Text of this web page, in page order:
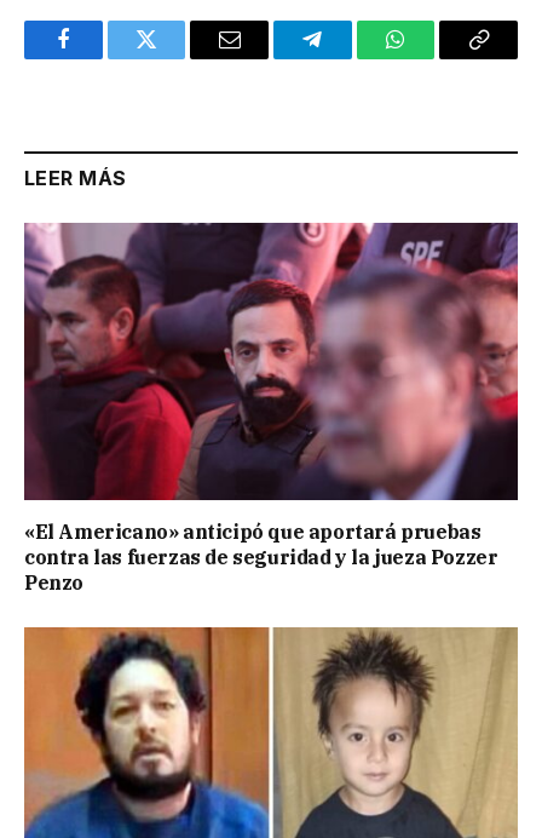
FacebookTwitter Email TelegramWhatsAppCopy
LEER MÁS
«El Americano» anticipó que aportará pruebas
contra las fuerzas de seguridad y la jueza Pozzer
Penzo